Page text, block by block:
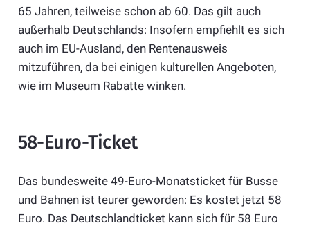
65 Jahren, teilweise schon ab 60. Das gilt auch
außerhalb Deutschlands: Insofern empfiehlt es sich
auch im EU-Ausland, den Rentenausweis
mitzuführen, da bei einigen kulturellen Angeboten,
wie im Museum Rabatte winken.
58-Euro-Ticket
Das bundesweite 49-Euro-Monatsticket für Busse
und Bahnen ist teurer geworden: Es kostet jetzt 58
Euro. Das Deutschlandticket kann sich für 58 Euro